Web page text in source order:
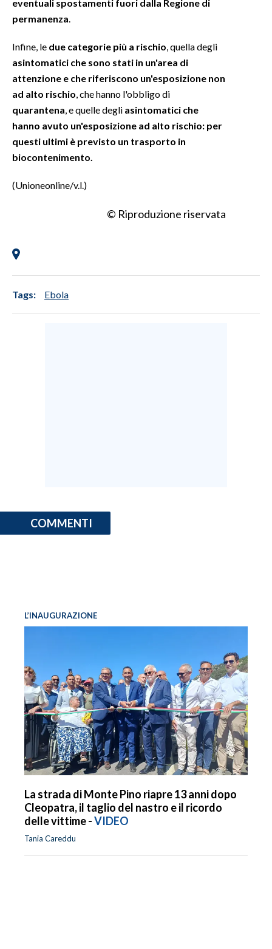
eventuali spostamenti fuori dalla Regione di
permanenza
Infine, le due categorie più a rischio , quella degli
asintomatici che sono stati in un'area di
attenzione e che riferiscono un'esposizione non
ad alto rischio , che hanno l'obbligo di
quarantena , e quelle degli asintomatici che
hanno avuto un'esposizione ad alto rischio: per
questi ultimi è previsto un trasporto in
biocontenimento.
(Unioneonline/v.l.)
© Riproduzione riservata
Tags: Ebola
COMMENTI
L’INAUGURAZIONE
La strada di Monte Pino riapre 13 anni dopo
Cleopatra, il taglio del nastro e il ricordo
delle vittime -VIDEO
Tania Careddu